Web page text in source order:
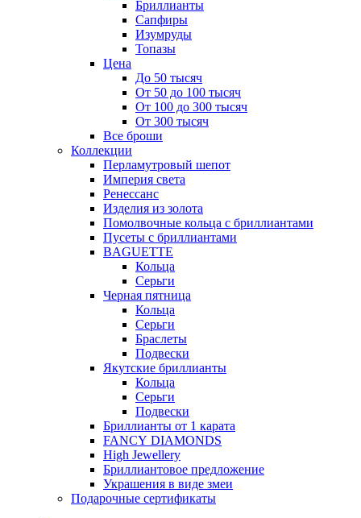
Бриллианты
Сапфиры
Изумруды
Топазы
Цена
До 50 тысяч
От 50 до 100 тысяч
От 100 до 300 тысяч
От 300 тысяч
Все броши
Коллекции
Перламутровый шепот
Империя света
Ренессанс
Изделия из золота
Помолвочные кольца с бриллиантами
Пусеты с бриллиантами
BAGUETTE
Кольца
Серьги
Черная пятница
Кольца
Серьги
Браслеты
Подвески
Якутские бриллианты
Кольца
Серьги
Подвески
Бриллианты от 1 карата
FANCY DIAMONDS
High Jewellery
Бриллиантовое предложение
Украшения в виде змеи
Подарочные сертификаты